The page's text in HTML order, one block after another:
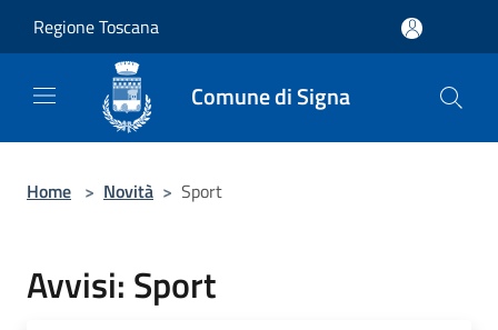
Regione Toscana
Comune di Signa
Home > Novità > Sport
Avvisi: Sport